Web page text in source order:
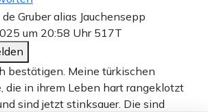
Gruber alias Jauchensepp
um 20:58 Uhr 517T
bestätigen. Meine türkischen
die in ihrem Leben hart rangeklotzt
sind jetzt stinksauer. Die sind